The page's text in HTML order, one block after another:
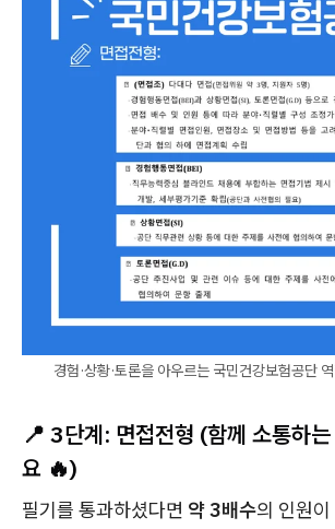
경험·상황·토론을 아우르는 국민건강보험공단
📍 3단계: 면접전형 (함께 소통하
요 🔥)
필기를 통과하셨다면 약 3배수의 인원